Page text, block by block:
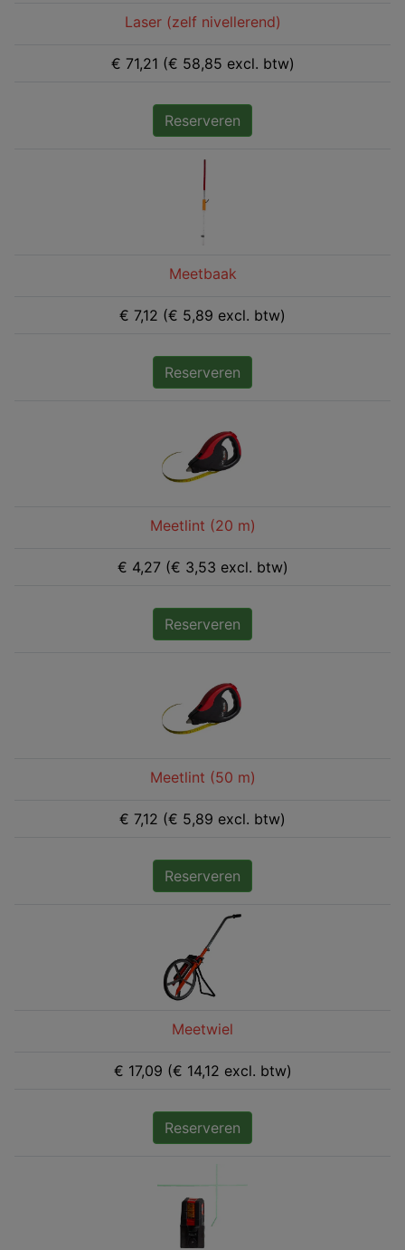
Laser (zelf nivellerend)
€ 71,21 (€ 58,85 excl. btw)
Reserveren
Meetbaak
€ 7,12 (€ 5,89 excl. btw)
Reserveren
Meetlint (20 m)
€ 4,27 (€ 3,53 excl. btw)
Reserveren
Meetlint (50 m)
€ 7,12 (€ 5,89 excl. btw)
Reserveren
Meetwiel
€ 17,09 (€ 14,12 excl. btw)
Reserveren